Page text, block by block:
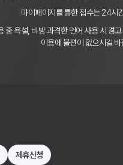
마이페이지를 통한 접수는 24시
중 욕설, 비방 과격한 언어 사용 시 경
이용에 불편이 없으시길 바
제휴신청